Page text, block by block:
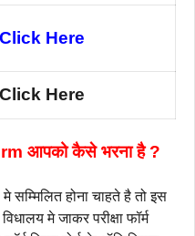
Click Here
Click Here
आपको कैसे भरना है ?
होना चाहते है तो इस
मे जाकर परीक्षा फॉर्म